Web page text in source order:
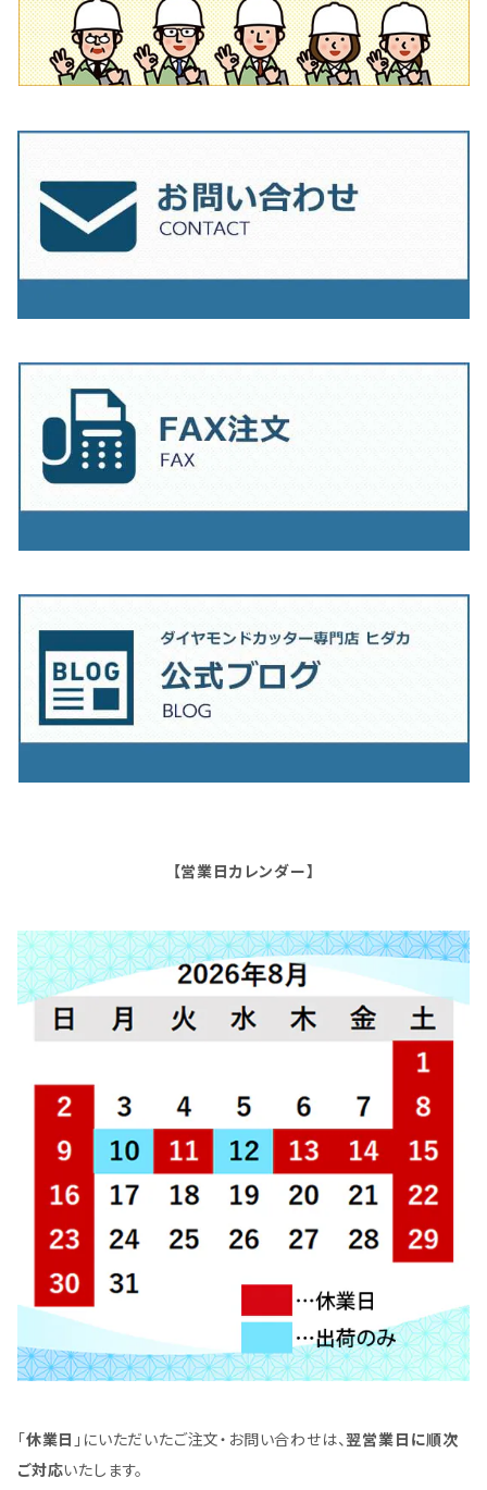
230mm（9インチ）
205mm（8インチ）
230mm（9インチ）
180ｍｍ（7インチ）
205mm（8インチ）
【営業日カレンダー】
「休業日 」にいただいたご注文・お問い合わせは、翌営業日に順次
ご対応いたします。